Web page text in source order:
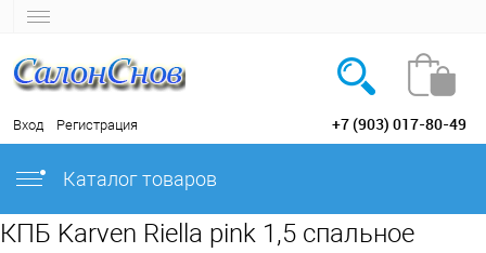
Вход Регистрация +7 (903) 017-80-49
Каталог товаров
КПБ Karven Riella pink 1,5 спальное